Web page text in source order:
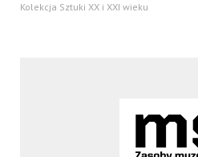
Kolekcja Sztuki XX i XXI wieku